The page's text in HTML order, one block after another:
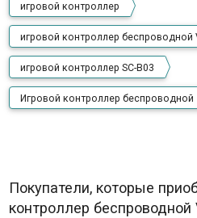
игровой контроллер
игровой контроллер беспроводной
игровой контроллер SC-B03
Игровой контроллер беспроводной
Покупатели, которые
контроллер беспроводной